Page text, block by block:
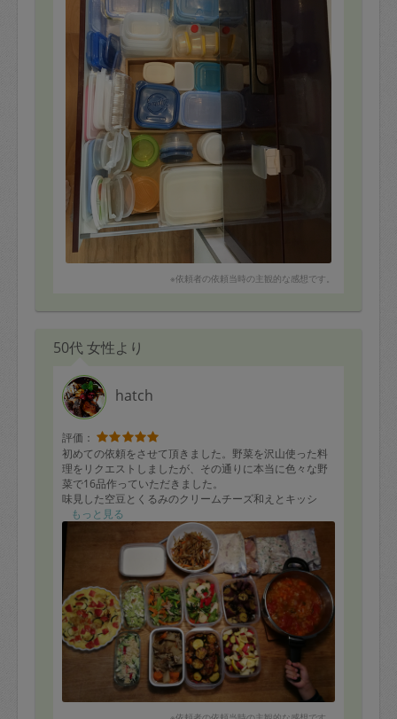
※依頼者の依頼当時の主観的な感想です。
50代 女性より
hatch
評価：
初めての依頼をさせて頂きました。野菜を沢山使った料
理をリクエストしましたが、その通りに本当に色々な野
菜で16品作っていただきました。
味見した空豆とくるみのクリームチーズ和えとキッシ
ュ、パンナコッタはとても美味しく優しい味でした。あ
りがとうございました。
チキンナゲット（下ごしらえ）
鶏の照り焼き（下ごしらえ）
タンドリーチキン（下ごしらえ）
海老焼売（下ごしらえ）
空豆とくるみのクリームチーズ和え
胡瓜と切り干し大根のサラダ
小松菜と人参と豚肉の炒め物
大根と人参と椎茸の煮物
もっと見る